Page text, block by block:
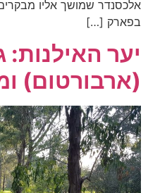
אלכסנדר שמושך אליו
בפארק […]
יער האילנות:
(ארבורטום)